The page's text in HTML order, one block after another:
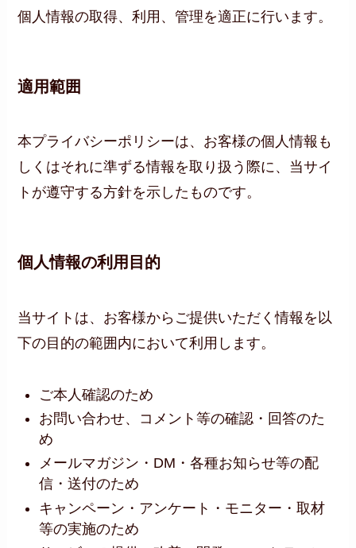
個人情報の取得、利用、管理を適正に行います。
適用範囲
本プライバシーポリシーは、お客様の個人情報も
しくはそれに準ずる情報を取り扱う際に、当サイ
トが遵守する方針を示したものです。
個人情報の利用目的
当サイトは、お客様からご提供いただく情報を以
下の目的の範囲内において利用します。
ご本人確認のため
お問い合わせ、コメント等の確認・回答のた
め
メールマガジン・DM・各種お知らせ等の配
信・送付のため
キャンペーン・アンケート・モニター・取材
等の実施のため